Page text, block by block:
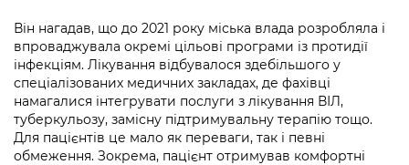
Безбар'єрність
Київська міська військова адміністрація
Важливе під час воєнного стану
Він нагадав, що до 2021 року міська влада розробляла і
впроваджувала окремі цільові програми із протидії
інфекціям. Лікування відбувалося здебільшого у
спеціалізованих медичних закладах, де фахівці
намагалися інтегрувати послуги з лікування ВІЛ,
туберкульозу, замісну підтримувальну терапію тощо.
Для пацієнтів це мало як переваги, так і певні
обмеження. Зокрема, пацієнт отримував комфортні